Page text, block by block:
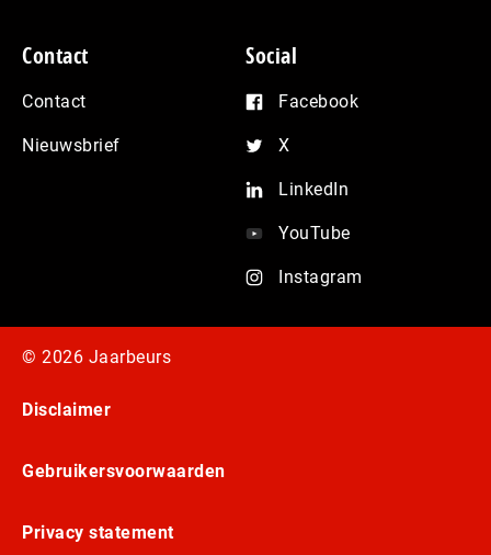
Contact
Contact
Nieuwsbrief
Social
Facebook
X
LinkedIn
YouTube
Instagram
© 2026 Jaarbeurs
Disclaimer
Gebruikersvoorwaarden
Privacy statement